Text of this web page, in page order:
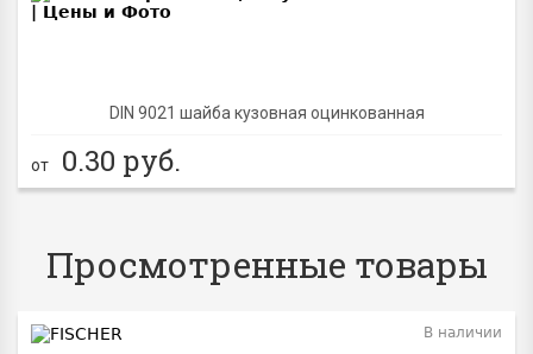
DIN 9021 шайба кузовная оцинкованная
от 0.30 руб.
Просмотренные товары
В наличии